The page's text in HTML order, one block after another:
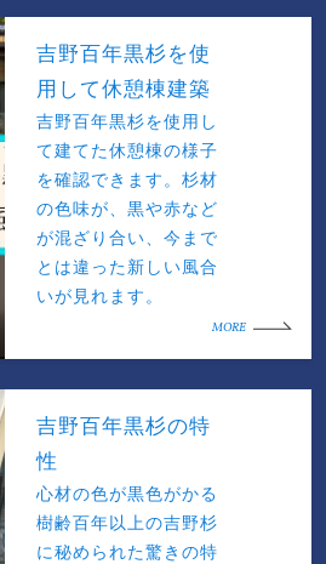
吉野百年黒杉を使
用して休憩棟建築
吉野百年黒杉を使用し
て建てた休憩棟の様子
を確認できます。杉材
の色味が、黒や赤など
が混ざり合い、今まで
とは違った新しい風合
いが見れます。
MORE
吉野百年黒杉の特
性
心材の色が黒色がかる
樹齢百年以上の吉野杉
に秘められた驚きの特